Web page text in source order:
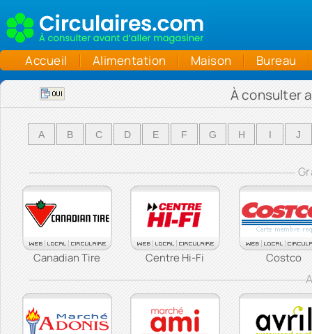
Accueil Alimentation Maison Bureau
À consulter
A B C D E F G H I J
Canadian Tire Centre Hi-Fi Costco